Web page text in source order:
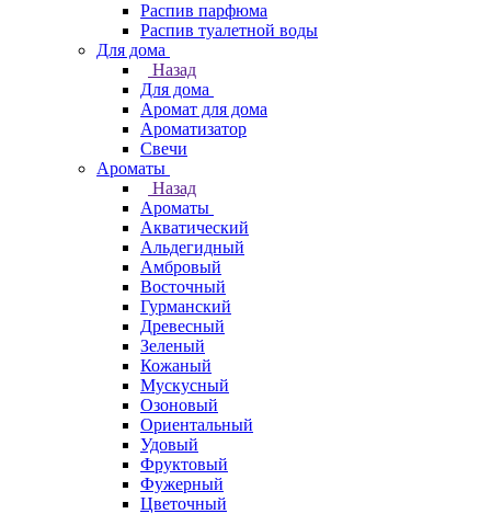
Распив парфюма
Распив туалетной воды
Для дома
Назад
Для дома
Аромат для дома
Ароматизатор
Свечи
Ароматы
Назад
Ароматы
Акватический
Альдегидный
Амбровый
Восточный
Гурманский
Древесный
Зеленый
Кожаный
Мускусный
Озоновый
Ориентальный
Удовый
Фруктовый
Фужерный
Цветочный